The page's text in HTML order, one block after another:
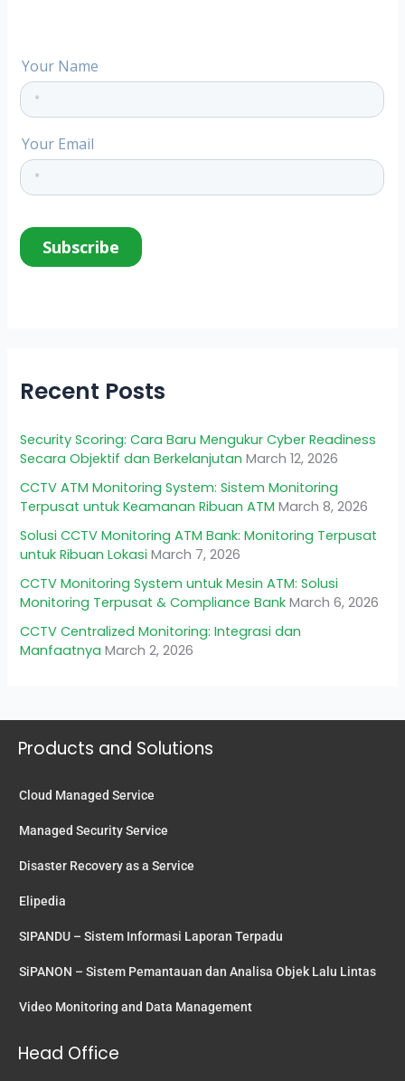
Recent Posts
Security Scoring: Cara Baru Mengukur Cyber Readiness
Secara Objektif dan Berkelanjutan March 12, 2026
CCTV ATM Monitoring System: Sistem Monitoring
Terpusat untuk Keamanan Ribuan ATM March 8, 2026
Solusi CCTV Monitoring ATM Bank: Monitoring Terpusat
untuk Ribuan Lokasi March 7, 2026
CCTV Monitoring System untuk Mesin ATM: Solusi
Monitoring Terpusat & Compliance Bank March 6, 2026
CCTV Centralized Monitoring: Integrasi dan
Manfaatnya March 2, 2026
Products and Solutions
Cloud Managed Service
Managed Security Service
Disaster Recovery as a Service
Elipedia
SIPANDU – Sistem Informasi Laporan Terpadu
SiPANON – Sistem Pemantauan dan Analisa Objek Lalu Lintas
Video Monitoring and Data Management
Head Office